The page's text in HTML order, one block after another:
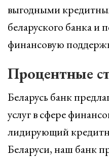
выгодными
беларуского банка и
финансовую
Процентные
Беларусь банк
услуг в сфере
лидирующий
Беларуси, наш банк